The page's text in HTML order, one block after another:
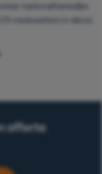
merkonafhankelijke
medewerkers in dienst.
offerte